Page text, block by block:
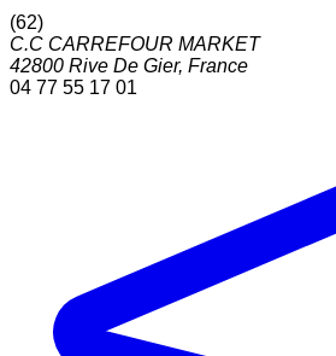
(62)
C.C CARREFOUR MARKET
42800 Rive De Gier, France
04 77 55 17 01